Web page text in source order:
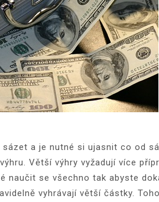
a je nutné si ujasnit co od
Větší výhry vyžadují více
naučit se všechno tak abyste
vyhrávají větší částky.